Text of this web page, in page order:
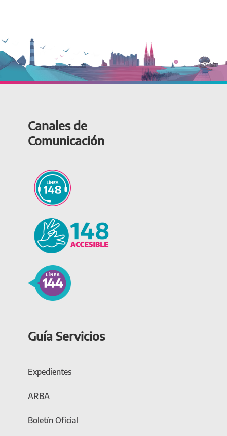
Canales de
Comunicación
Guía Servicios
Expedientes
ARBA
Boletín Oficial